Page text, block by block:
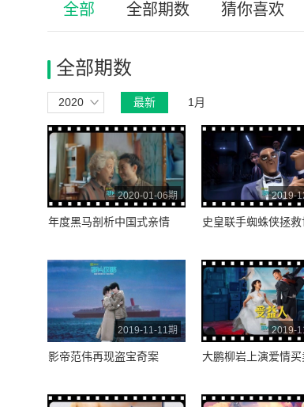
全部 全部期数 猜你喜欢
全部期数
2020 最新 1月
2020-01-06期
年度黑马剖析中国式亲情
2019-
史皇联手蜘蛛侠拯
2019-11-11期
影帝范伟再现盗宝奇案
2019-
大鹏柳岩上演爱情买